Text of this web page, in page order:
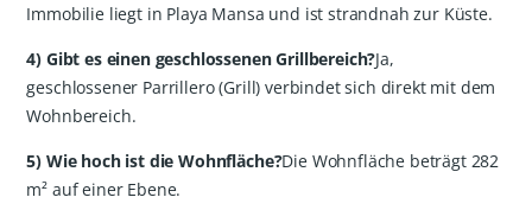
Immobilie liegt in Playa Mansa und ist strandnah zur Küste.
4) Gibt es einen geschlossenen Grillbereich?Ja,
geschlossener Parrillero (Grill) verbindet sich direkt mit dem
Wohnbereich.
5) Wie hoch ist die Wohnfläche?Die Wohnfläche beträgt 282
m² auf einer Ebene.